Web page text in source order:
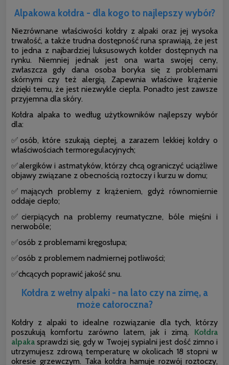
Alpakowa kołdra - dla kogo to najlepszy wybór?
Niezrównane właściwości kołdry z alpaki oraz jej wysoka
trwałość, a także trudna dostępność runa sprawiają, że jest
to jedna z najbardziej luksusowych kołder dostępnych na
rynku. Niemniej jednak jest ona warta swojej ceny,
zwłaszcza gdy dana osoba boryka się z problemami
skórnymi czy też alergią. Zapewnia właściwe krążenie
dzięki temu, że jest niezwykle ciepła. Ponadto jest zawsze
przyjemna dla skóry.
Kołdra alpaka to według użytkowników najlepszy wybór
dla:
✅osób, które szukają ciepłej, a zarazem lekkiej kołdry o
właściwościach termoregulacyjnych;
✅alergików i astmatyków, którzy chcą ograniczyć uciążliwe
objawy związane z obecnością roztoczy i kurzu w domu;
✅mających problemy z krążeniem, gdyż równomiernie
oddaje ciepło;
✅cierpiących na problemy reumatyczne, bóle mięśni i
nerwobóle;
✅osób z problemami kręgosłupa;
✅osób z problemem nadmiernej potliwości;
✅chcących poprawić jakość snu.
Kołdra z wełny alpaki - na lato czy na zimę, a
może całoroczna?
Kołdry z alpaki to idealne rozwiązanie dla tych, którzy
poszukują komfortu zarówno latem, jak i zimą. Kołdra
alpaka sprawdzi się, gdy w Twojej sypialni jest dość zimno i
utrzymujesz zdrową temperaturę w okolicach 18 stopni w
okresie grzewczym. Taka kołdra hamuje rozwój roztoczy,